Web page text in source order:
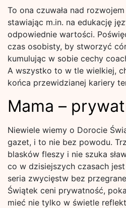
To ona czuwała nad
stawiając m.in. na edukację
odpowiednie wartości.
czas osobisty, by stworzyć
kumulując w sobie cechy
A wszystko to w tle wielkiej,
końca przewidzianej kariery
Mama –
Niewiele wiemy o Dorocie
gazet, i to nie bez powodu.
blasków fleszy i nie szuka
co w dzisiejszych czasach
seria zwycięstw bez
Świątek ceni prywatność,
mieć nie tylko w świetle